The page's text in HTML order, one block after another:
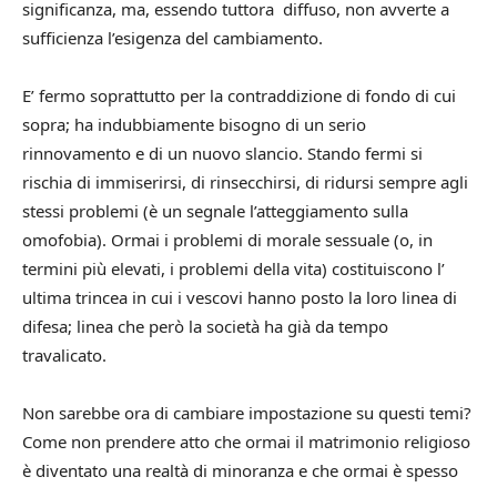
significanza, ma, essendo tuttora diffuso, non avverte a
sufficienza l’esigenza del cambiamento.
E’ fermo soprattutto per la contraddizione di fondo di cui
sopra; ha indubbiamente bisogno di un serio
rinnovamento e di un nuovo slancio. Stando fermi si
rischia di immiserirsi, di rinsecchirsi, di ridursi sempre agli
stessi problemi (è un segnale l’atteggiamento sulla
omofobia). Ormai i problemi di morale sessuale (o, in
termini più elevati, i problemi della vita) costituiscono l’
ultima trincea in cui i vescovi hanno posto la loro linea di
difesa; linea che però la società ha già da tempo
travalicato.
Non sarebbe ora di cambiare impostazione su questi temi?
Come non prendere atto che ormai il matrimonio religioso
è diventato una realtà di minoranza e che ormai è spesso